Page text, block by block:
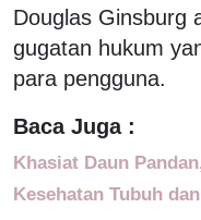
Douglas Ginsburg
gugatan hukum
para pengguna.
Baca Juga :
Khasiat Daun
Kesehatan Tubuh